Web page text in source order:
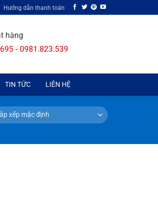
Hướng dẫn thanh toán
hàng
- 0981.823.539
TIN TỨC LIÊN HỆ